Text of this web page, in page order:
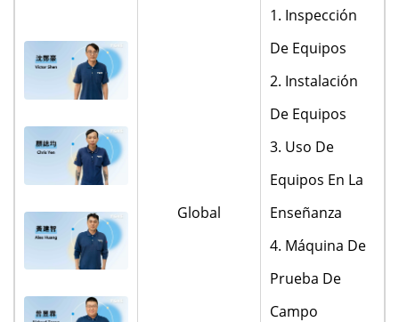
Global
1. Inspección
De Equipos
2. Instalación
De Equipos
3. Uso De
Equipos En La
Enseñanza
4. Máquina De
Prueba De
Campo